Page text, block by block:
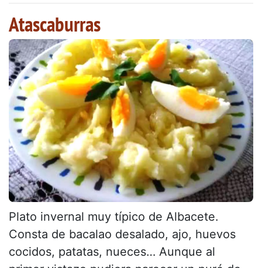
Atascaburras
Plato invernal muy típico de Albacete.
Consta de bacalao desalado, ajo, huevos
cocidos, patatas, nueces… Aunque al